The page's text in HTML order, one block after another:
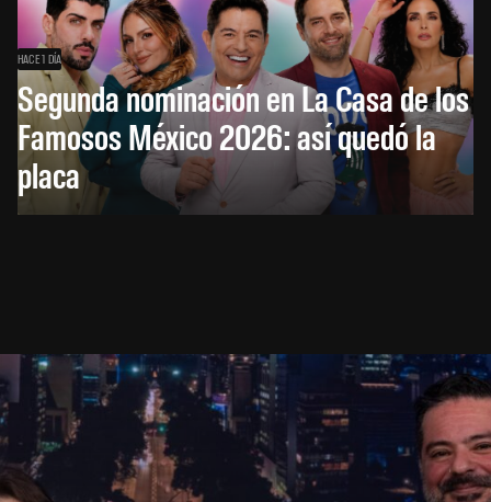
HACE 1 DÍA
Segunda nominación en La Casa de los
Famosos México 2026: así quedó la
placa